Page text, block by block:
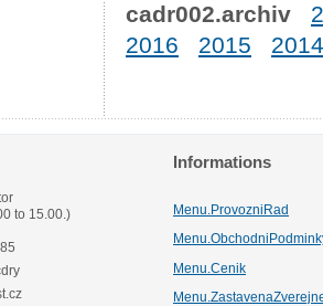
cadr002.archiv
2016
2015 2014
to 15.00.)
Informations
Menu.ProvozniRad
Menu.Cenik